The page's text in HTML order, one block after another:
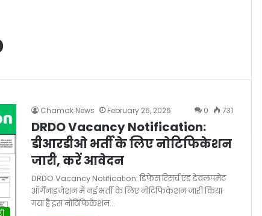
Chamak News February 26, 2026 0 731
DRDO Vacancy Notification:
डीआरडीओ भर्ती के लिए नोटिफिकेशन
जारी, करें आवेदन
DRDO Vacancy Notification: डिफेंस रिसर्च एंड डेवलपमेंट
ऑर्गेनाइजेशन में नई भर्ती के लिए नोटिफिकेशन जारी किया
गया है इस नोटिफिकेशन…